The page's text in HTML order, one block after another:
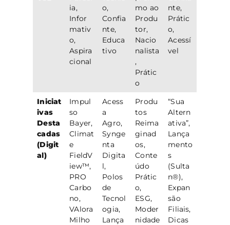
ia,
Infor
mativ
o,
Aspira
cional
o,
Confia
nte,
Educa
tivo
mo ao
Produ
tor,
Nacio
nalista
,
Prátic
o
nte,
Prátic
o,
Acessí
vel
Iniciat
ivas
Desta
cadas
(Digit
al)
Impul
so
Bayer,
Climat
e
FieldV
iew™,
PRO
Carbo
no,
VAlora
Milho
Acess
a
Agro,
Synge
nta
Digita
l,
Polos
de
Tecnol
ogia,
Lança
Produ
tos
Reima
ginad
os,
Conte
údo
Prátic
o,
ESG,
Moder
nidade
“Sua
Altern
ativa”,
Lança
mento
s
(Sulta
n®),
Expan
são
Filiais,
Dicas